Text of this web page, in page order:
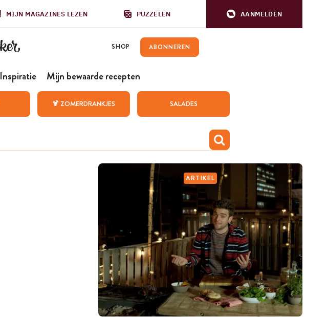
MIJN MAGAZINES LEZEN PUZZELEN AANMELDEN
SHOP ABONNEREN
Inspiratie Mijn bewaarde recepten
🍹 ZOMERDRANKJES SALADES
ARTIKEL